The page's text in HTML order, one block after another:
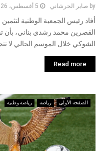
by صابر الحرشاني 5 أغسطس، 2026
أفاد رئيس الجمعية الوطنية لتثمين
القصرين محمد رشدي بناني، بأن
الشوكي خلال الموسم الحالي لا تتجاوز 100 ألف
Read more
الصفحة الأولى رياضة رياضة وطنية